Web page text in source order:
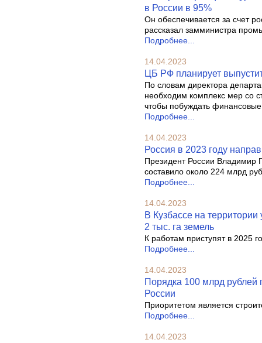
в России в 95%
Он обеспечивается за счет
рассказал замминистра
Подробнее...
14.04.2023
ЦБ РФ планирует
По словам директора
необходим комплекс мер со
чтобы побуждать
Подробнее...
14.04.2023
Россия в 2023 году
Президент России Владимир
составило около 224 млрд
Подробнее...
14.04.2023
В Кузбассе на
2 тыс. га земель
К работам приступят в 2025
Подробнее...
14.04.2023
Порядка 100 млрд рублей
России
Приоритетом является
Подробнее...
14.04.2023